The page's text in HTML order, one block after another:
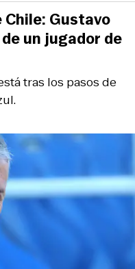
tras los pasos de
Gustavo
un jugador de